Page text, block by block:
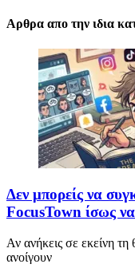
Αρθρα απο την ιδια
Δεν μπορείς να
FocusTown ίσως
Αν ανήκεις σε εκείνη
ανοίγουν